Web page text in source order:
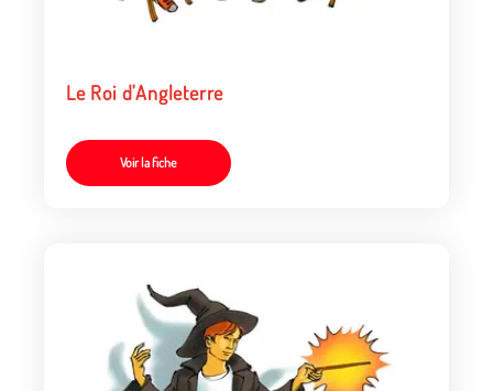
Le Roi d'Angleterre
Voir la fiche